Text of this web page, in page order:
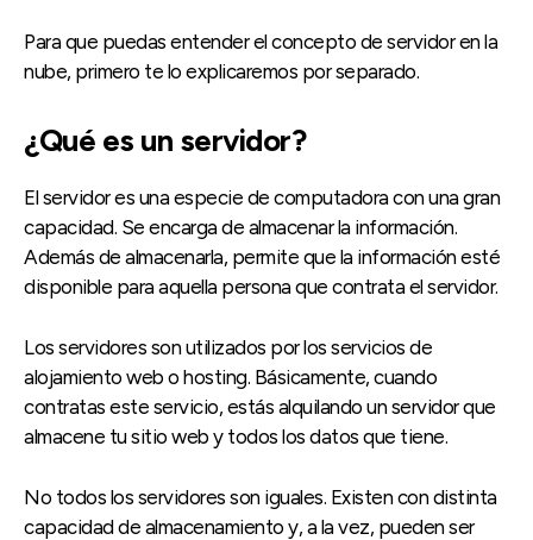
Para que puedas entender el concepto de servidor en la
nube, primero te lo explicaremos por separado.
¿Qué es un servidor?
El servidor es una especie de computadora con una gran
capacidad. Se encarga de almacenar la información.
Además de almacenarla, permite que la información esté
disponible para aquella persona que contrata el servidor.
Los servidores son utilizados por los servicios de
alojamiento web o hosting. Básicamente, cuando
contratas este servicio, estás alquilando un servidor que
almacene tu sitio web y todos los datos que tiene.
No todos los servidores son iguales. Existen con distinta
capacidad de almacenamiento y, a la vez, pueden ser